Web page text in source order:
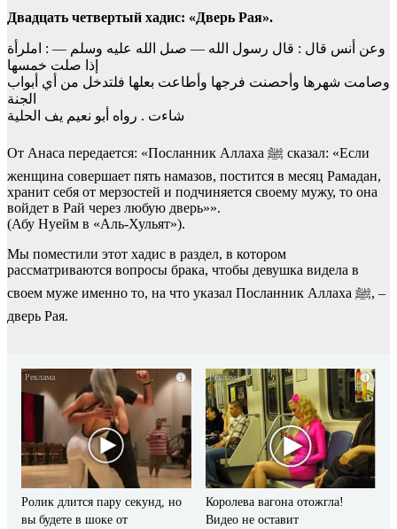
Двадцать четвертый хадис: «Дверь Рая».
وعن أنس قال : قال رسول الله — صىل الله عليه وسلم — : املرأة
إذا صلت خمسها
وصامت شهرها وأحصنت فرجها وأطاعت بعلها فلتدخل من أي أبواب
الجنة
شاءت . رواه أبو نعيم يف الحلية
От Анаса передается: «Посланник Аллаха ﷺ сказал: «Если
женщина совершает пять намазов, постится в месяц Рамадан,
хранит себя от мерзостей и подчиняется своему мужу, то она
войдет в Рай через любую дверь»».
(Абу Нуейм в «Аль-Хульят»).
Мы поместили этот хадис в раздел, в котором
рассматриваются вопросы брака, чтобы девушка видела в
своем муже именно то, на что указал Посланник Аллаха ﷺ, –
дверь Рая.
i
Ролик длится пару секунд, но
вы будете в шоке от
i
Королева вагона отожгла!
Видео не оставит